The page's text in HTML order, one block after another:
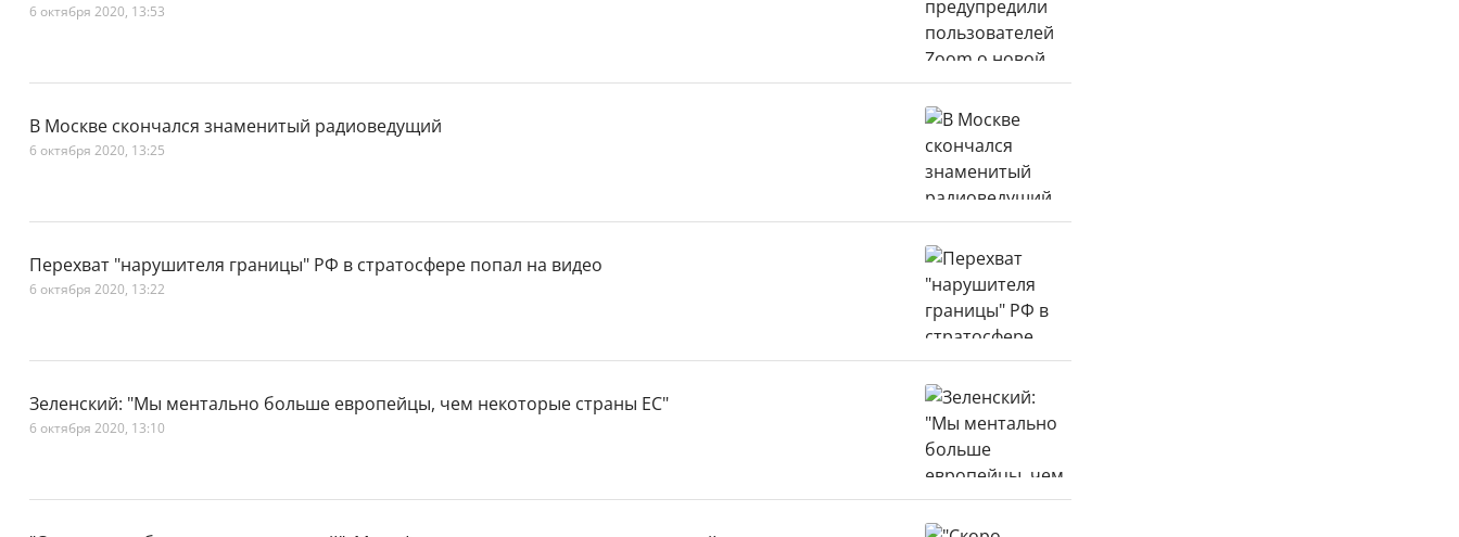
6 октября 2020, 13:53
В Москве скончался знаменитый радиоведущий
6 октября 2020, 13:25
Перехват "нарушителя границы" РФ в стратосфере попал на видео
6 октября 2020, 13:22
Зеленский: "Мы ментально больше европейцы, чем некоторые страны ЕС"
6 октября 2020, 13:10